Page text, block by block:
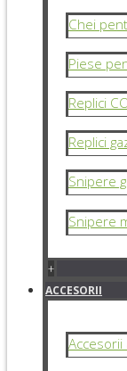
Chei
Piese
Replici
Replici
Snipere
Snipere
+
ACCESORII